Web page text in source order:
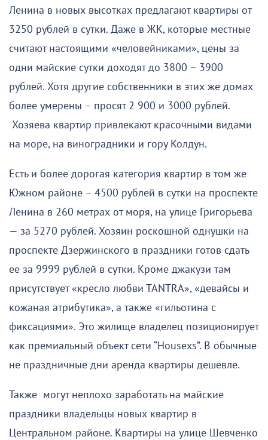
Ленина в новых высотках предлагают квартиры от
3250 рублей в сутки. Даже в ЖК, которые местные
считают настоящими «человейниками», цены за
одни майские сутки доходят до 3800 – 3900
рублей. Хотя другие собственники в этих же домах
более умерены – просят 2 900 и 3000 рублей.
Хозяева квартир привлекают красочными видами
на море, на виноградники и гору Колдун.
Есть и более дорогая категория квартир в том же
Южном районе – 4500 рублей в сутки на проспекте
Ленина в 260 метрах от моря, на улице Григорьева
— за 5270 рублей. Хозяин роскошной однушки на
проспекте Дзержинского в праздники готов сдать
ее за 9999 рублей в сутки. Кроме джакузи там
присутствует «кресло любви ТАNТRА», «девайсы и
кожаная атрибутика», а также «гильотина с
фиксациями». Это жилище владелец позиционирует
как премиальный объект сети “Ноusехs”. В обычные
не праздничные дни аренда квартиры дешевле.
Также могут неплохо заработать на майские
праздники владельцы новых квартир в
Центральном районе. Квартиры на улице Шевченко